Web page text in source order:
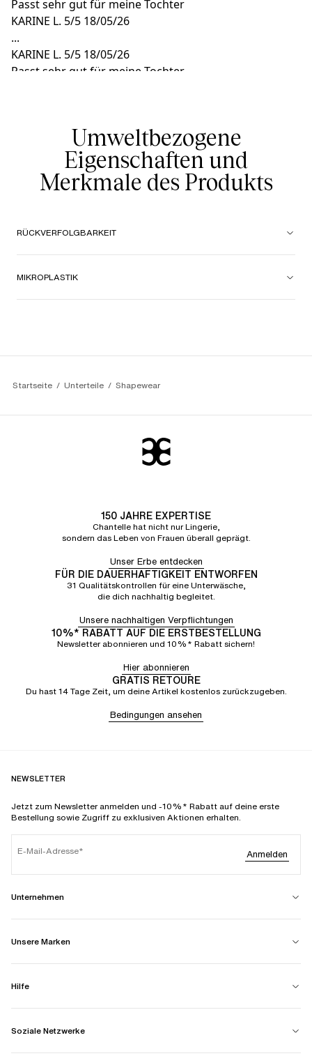
Passt sehr gut für meine Tochter
KARINE L. 5/5 18/05/26
...
KARINE L. 5/5 18/05/26
Passt sehr gut für meine Tochter
Umweltbezogene
Eigenschaften und
Merkmale des Produkts
RÜCKVERFOLGBARKEIT
MIKROPLASTIK
Startseite Unterteile Shapewear
150 JAHRE EXPERTISE
Chantelle hat nicht nur Lingerie,
sondern das Leben von Frauen überall geprägt.
Unser Erbe entdecken
FÜR DIE DAUERHAFTIGKEIT ENTWORFEN
31 Qualitätskontrollen für eine Unterwäsche,
die dich nachhaltig begleitet.
Unsere nachhaltigen Verpflichtungen
10%* RABATT AUF DIE ERSTBESTELLUNG
Newsletter abonnieren und 10%* Rabatt sichern!
Hier abonnieren
GRATIS RETOURE
Du hast 14 Tage Zeit, um deine Artikel kostenlos zurückzugeben.
Bedingungen ansehen
NEWSLETTER
Jetzt zum Newsletter anmelden und -10%* Rabatt auf deine erste
Bestellung sowie Zugriff zu exklusiven Aktionen erhalten.
E-Mail-Adresse Anmelden
Unternehmen
Unsere Marken
Hilfe
Soziale Netzwerke